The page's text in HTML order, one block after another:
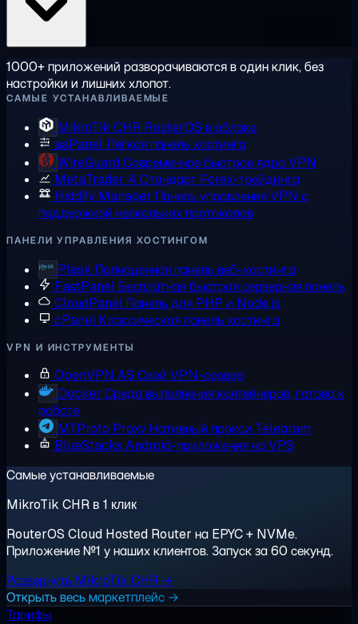
1000+ приложений разворачиваются в один клик, без
настройки и лишних хлопот.
САМЫЕ УСТАНАВЛИВАЕМЫЕ
MikroTik CHR RouterOS в облаке
aaPanelЛёгкая панель хостинга
WireGuard Современное быстрое ядро VPN
MetaTrader 4 Стандарт Forex-трейдинга
Hiddify Manager Панель управления VPN с
поддержкой нескольких протоколов
ПАНЕЛИ УПРАВЛЕНИЯ ХОСТИНГОМ
Plesk Полноценная панель веб-хостинга
FastPanelБесплатная быстрая серверная панель
CloudPanel Панель для PHP и Node.js
cPanelКлассическая панель хостинга
VPN И ИНСТРУМЕНТЫ
OpenVPN AS Свой VPN-сервер
Docker Среда выполнения контейнеров, готова к
работе
MTProto ProxyНативный прокси Telegram
BlueStacks Android-приложения на VPS
Самые устанавливаемые
MikroTik CHR в 1 клик
RouterOS Cloud Hosted Router на EPYC + NVMe.
Приложение №1 у наших клиентов. Запуск за 60 секунд.
Развернуть MikroTik CHR →
Открыть весь маркетплейс →
Тарифы